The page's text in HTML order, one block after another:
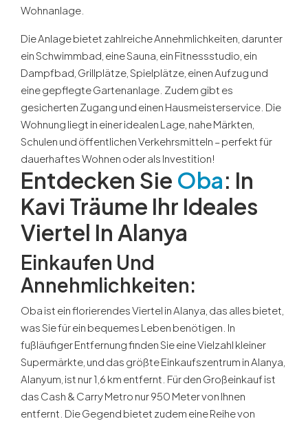
Wohnanlage.
Die Anlage bietet zahlreiche Annehmlichkeiten, darunter
ein Schwimmbad, eine Sauna, ein Fitnessstudio, ein
Dampfbad, Grillplätze, Spielplätze, einen Aufzug und
eine gepflegte Gartenanlage. Zudem gibt es
gesicherten Zugang und einen Hausmeisterservice. Die
Wohnung liegt in einer idealen Lage, nahe Märkten,
Schulen und öffentlichen Verkehrsmitteln – perfekt für
dauerhaftes Wohnen oder als Investition!
Entdecken Sie Oba: In
Kavi Träume Ihr Ideales
Viertel In Alanya
Einkaufen Und
Annehmlichkeiten:
Oba ist ein florierendes Viertel in Alanya, das alles bietet,
was Sie für ein bequemes Leben benötigen. In
fußläufiger Entfernung finden Sie eine Vielzahl kleiner
Supermärkte, und das größte Einkaufszentrum in Alanya,
Alanyum, ist nur 1,6 km entfernt. Für den Großeinkauf ist
das Cash & Carry Metro nur 950 Meter von Ihnen
entfernt. Die Gegend bietet zudem eine Reihe von